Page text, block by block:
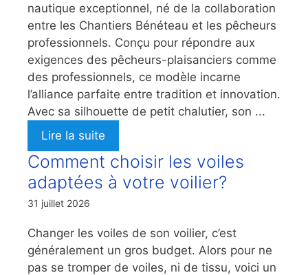
nautique exceptionnel, né de la collaboration
entre les Chantiers Bénéteau et les pêcheurs
professionnels. Conçu pour répondre aux
exigences des pêcheurs-plaisanciers comme
des professionnels, ce modèle incarne
l’alliance parfaite entre tradition et innovation.
Avec sa silhouette de petit chalutier, son ...
Lire la suite
Comment choisir les voiles
adaptées à votre voilier?
31 juillet 2026
Changer les voiles de son voilier, c’est
généralement un gros budget. Alors pour ne
pas se tromper de voiles, ni de tissu, voici un